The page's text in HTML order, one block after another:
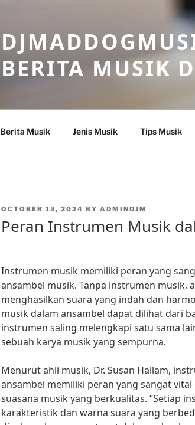
BERITA MUSIK
Berita Musik Jenis Musik Tips Musik
POSTED
OCTOBER 13, 2024 BY ADMINDJM
Peran Instrumen Musik
Instrumen musik memiliki peran yang
ansambel musik. Tanpa instrumen musik,
menghasilkan suara yang indah dan
musik dalam ansambel dapat dilihat dari
instrumen saling melengkapi satu sama
sebuah karya musik yang sempurna.
Menurut ahli musik, Dr. Susan Hallam,
ansambel memiliki peran yang sangat
suasana musik yang berkualitas. “Setiap
karakteristik dan warna suara yang